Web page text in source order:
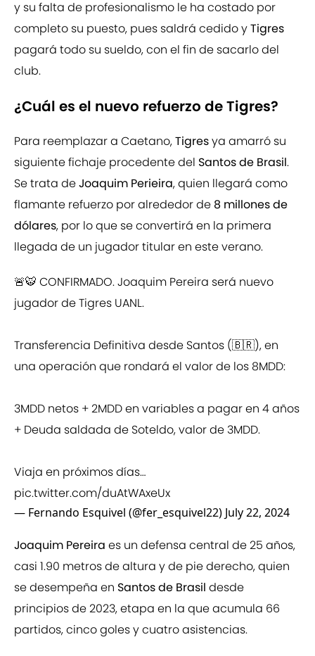
y su falta de profesionalismo le ha costado por
completo su puesto, pues saldrá cedido yTigres
pagará todo su sueldo, con el fin de sacarlo del
club.
¿Cuál es el nuevo refuerzo de Tigres?
Para reemplazar a Caetano,Tigresya amarró su
siguiente fichaje procedente del Santos de Brasil.
Se trata deJoaquim Perieira, quien llegará como
flamante refuerzo por alrededor de 8 millones de
dólares, por lo que se convertirá en la primera
llegada de un jugador titular en este verano.
🚨🐯 CONFIRMADO. Joaquim Pereira será nuevo
jugador de Tigres UANL.
Transferencia Definitiva desde Santos (🇧🇷), en
una operación que rondará el valor de los 8MDD:
3MDD netos + 2MDD en variables a pagar en 4 años
+ Deuda saldada de Soteldo, valor de 3MDD.
Viaja en próximos días…
pic.twitter.com/duAtWAxeUx
— Fernando Esquivel (@fer_esquivel22) July 22, 2024
Joaquim Pereira es un defensa central de 25 años,
casi 1.90 metros de altura y de pie derecho, quien
se desempeña en Santos de Brasil desde
principios de 2023, etapa en la que acumula 66
partidos, cinco goles y cuatro asistencias.